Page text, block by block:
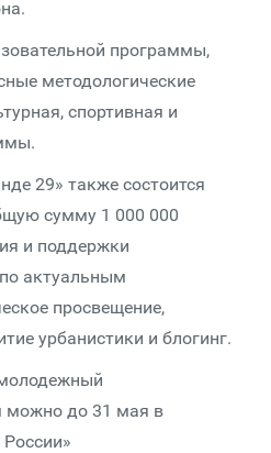
программы,
методологические
спортивная и
29» также состоится
сумму 1 000 000
и поддержки
актуальным
просвещение,
урбанистики и блогинг.
можно до 31 мая в